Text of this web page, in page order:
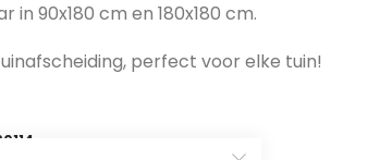
in 90x180 cm en 180x180 cm.
perfect voor elke tuin!